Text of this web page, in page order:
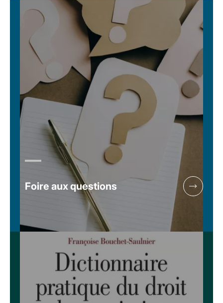
Foire aux questions